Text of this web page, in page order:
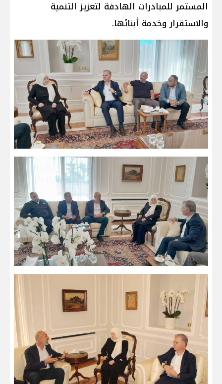
المستمر للمبادرات الهادفة لتعزيز التنمية
والاستقرار وخدمة أبنائها.